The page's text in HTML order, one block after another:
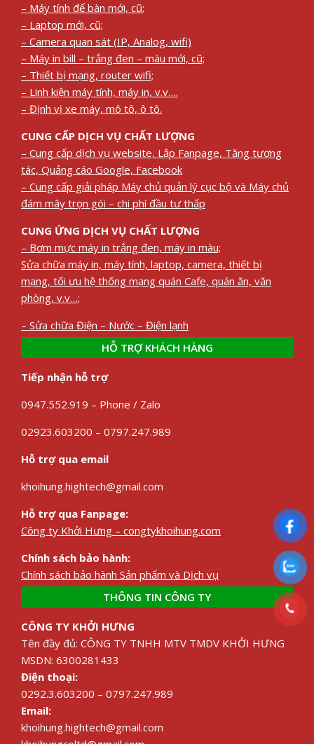
– Máy tính để bàn mới, cũ;
– Laptop mới, cũ;
– Camera quan sát (IP, Analog, wifi)
– Máy in bill – trắng đen – màu mới, cũ;
– Thiết bị mạng, router wifi;
– Linh kiện máy tính, máy in, v.v….
– Định vị xe máy, mô tô, ô tô.
CUNG CẤP DỊCH VỤ CHẤT LƯỢNG
– Cung cấp dịch vụ website, Lập Fanpage, Tăng tương
tác, Quảng cáo Google, Facebook
– Cung cấp giải pháp Máy chủ quản lý cục bộ và Máy chủ
đám mây trọn gói – chi phí đầu tư thấp
CUNG ỨNG DỊCH VỤ CHẤT LƯỢNG
– Bơm mực máy in trắng đen, máy in màu;
Sửa chữa máy in, máy tính, laptop, camera, thiết bị
mạng, tối ưu hệ thống mạng quán Cafe, quán ăn, văn
phòng, v.v…;
– Sửa chữa Điện – Nước – Điện lạnh
HỖ TRỢ KHÁCH HÀNG
Tiếp nhận hỗ trợ
0947.552.919 – Phone / Zalo
02923.603200 – 0797.247.989
Hỗ trợ qua email
khoihung.hightech@gmail.com
Hỗ trợ qua Fanpage:
Công ty Khởi Hưng – congtykhoihung.com
Chính sách bảo hành:
Chính sách bảo hành Sản phẩm và Dịch vụ
THÔNG TIN CÔNG TY
CÔNG TY KHỞI HƯNG
Tên đầy đủ: CÔNG TY TNHH MTV TMDV KHỞI HƯNG
MSDN: 6300281433
Điện thoại:
0292.3.603200 – 0797.247.989
Email:
khoihung.hightech@gmail.com